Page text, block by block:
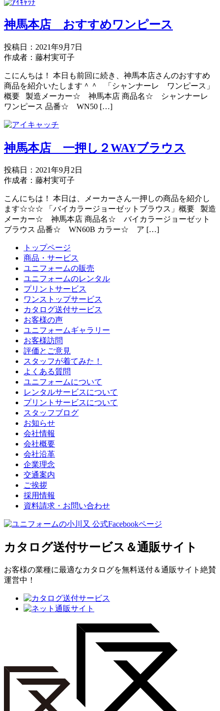
神馬本店 おすすめワンピース
投稿日：2021年9月7日
作成者：藤村実可子
こにんちは！ 本日も前回に続き、神馬本店さんのおすすめ
商品を紹介いたします＾＾ 「シャンナーレ ワンピース」
概要 製造メーカー☆ 神馬本店 商品名☆ シャンナーレ
ワンピース 品番☆ WN50 […]
神馬本店 一押し２WAYブラウス
投稿日：2021年9月2日
作成者：藤村実可子
こんにちは！ 本日は、メーカーさん一押しの商品を紹介し
ます☆☆☆ 「バイカラージョーゼットブラウス」概要 製造
メーカー☆ 神馬本店 商品名☆ バイカラージョーゼット
ブラウス 品番☆ WN60B カラー☆ ア […]
トップページ
商品・サービス
ユニフォームの販売
ユニフォームのレンタル
プリントサービス
ワンストップサービス
カタログ送付サービス
お客様の声
ユニフォームギャラリー
お客様訪問
評価とご意見
スタッフが着てみた！
よくある質問
ユニフォームについて
レンタルサービスについて
プリントサービスについて
スタッフブログ
お知らせ
会社情報
会社概要
会社沿革
企業理念
交通案内
ご挨拶
採用情報
資料請求・お問い合わせ
カタログ送付サービス＆通販サイト
お客様の業種に最適なカタログを無料送付＆通販サイト絶賛
運営中！